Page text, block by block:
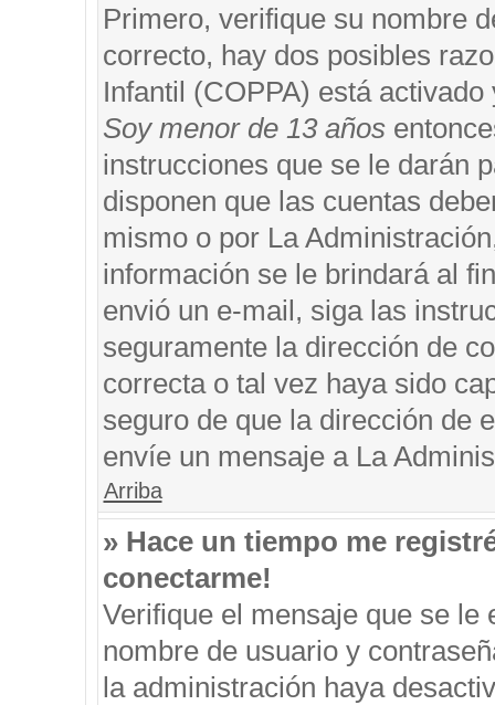
Primero, verifique su nombre
correcto, hay dos posibles
Infantil (COPPA) está
Soy menor de 13 años
instrucciones que se le darán
disponen que las cuentas
mismo o por La
información se le brindará al
envió un e-mail, siga las
seguramente la dirección de
correcta o tal vez haya sido
seguro de que la dirección de
envíe un mensaje a La
Arriba
» Hace un tiempo me
conectarme!
Verifique el mensaje que se
nombre de usuario y
la administración haya